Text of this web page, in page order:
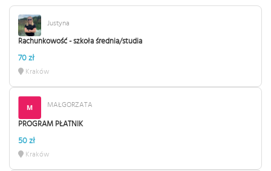
Justyna
Rachunkowość - szkoła średnia/studia
70 zł
Kraków
MAŁGORZATA
PROGRAM PŁATNIK
50 zł
Kraków